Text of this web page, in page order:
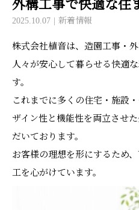
外構工事で快適な住
2025.10.07 新着情報
株式会社植音は、造園工事・
人々が安心して暮らせる快適
す。
これまでに多くの住宅・施設
ザイン性と機能性を両立させ
だいております。
お客様の理想を形にするため
工を心がけています。